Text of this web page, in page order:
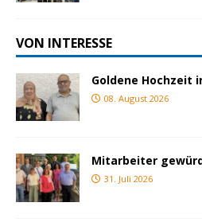
VON INTERESSE
Goldene Hochzeit
08. August 2026
Mitarbeiter
31. Juli 2026